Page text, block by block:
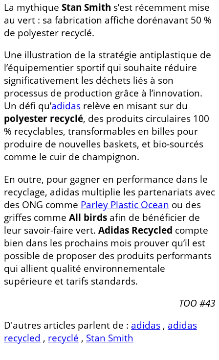
La mythique Stan Smith s’est récemment mise
au vert : sa fabrication affiche dorénavant 50 %
de polyester recyclé.
Une illustration de la stratégie antiplastique de
l’équipementier sportif qui souhaite réduire
significativement les déchets liés à son
processus de production grâce à l’innovation.
Un défi qu’adidas relève en misant sur du
polyester recyclé, des produits circulaires 100
% recyclables, transformables en billes pour
produire de nouvelles baskets, et bio-sourcés
comme le cuir de champignon.
En outre, pour gagner en performance dans le
recyclage, adidas multiplie les partenariats avec
des ONG comme Parley Plastic Ocean ou des
griffes comme All birds afin de bénéficier de
leur savoir-faire vert. Adidas Recycled compte
bien dans les prochains mois prouver qu’il est
possible de proposer des produits performants
qui allient qualité environnementale
supérieure et tarifs standards.
TOO #43
D'autres articles parlent de : adidas , adidas
recycled , recyclé , Stan Smith